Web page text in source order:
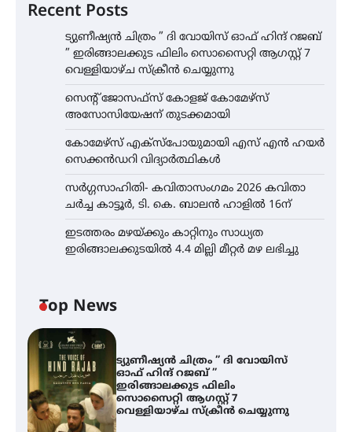
Recent Posts
ട്യുണീഷ്യൻ ചിത്രം ” ദി വോയിസ് ഓഫ് ഹിന്ദ് റജബ്
” ഇരിങ്ങാലക്കുട ഫിലിം സൊസൈറ്റി ആഗസ്റ്റ് 7
വെള്ളിയാഴ്ച സ്‌ക്രീൻ ചെയ്യുന്നു
സെന്റ് ജോസഫ്സ് കോളജ് കോമേഴ്‌സ്
അസോസിയേഷന് തുടക്കമായി
കോമേഴ്സ് എക്സ്പോയുമായി എസ് എൻ ഹയർ
സെക്കൻഡറി വിദ്യാർത്ഥികൾ
സർഗ്ഗസാഹിതി- കവിതാസംഗമം 2026 കവിതാ
ചർച്ച കാട്ടൂർ, ടി. കെ. ബാലൻ ഹാളിൽ 16ന്
ഇടത്തരം മഴയ്ക്കും കാറ്റിനും സാധ്യത
ഇരിങ്ങാലക്കുടയിൽ 4.4 മില്ലി മീറ്റർ മഴ ലഭിച്ചു
Top News
ട്യുണീഷ്യൻ ചിത്രം ” ദി വോയിസ്
ഓഫ് ഹിന്ദ് റജബ് ”
ഇരിങ്ങാലക്കുട ഫിലിം
സൊസൈറ്റി ആഗസ്റ്റ് 7
വെള്ളിയാഴ്ച സ്‌ക്രീൻ ചെയ്യുന്നു